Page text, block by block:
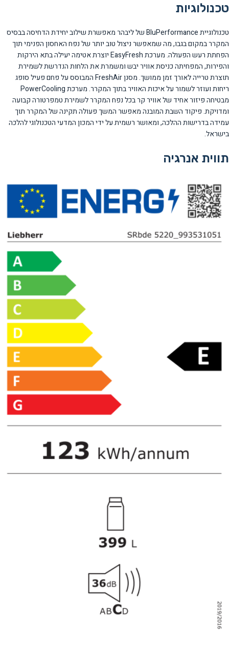
טכנולוגיות
טכנולוגיית BluPerformance של ליבהר מאפשרת שילוב יחידת הדחיסה בבסיס
המקרר במקום בגבו, מה שמאפשר ניצול טוב יותר של נפח האחסון הפנימי תוך
הפחתת רעש הפעולה. מערכת EasyFresh יוצרת אטימה יעילה בתא הירקות
והפירות, המפחיתה כניסת אוויר יבש ומשמרת את הלחות הנדרשת לשמירת
תוצרת טרייה לאורך זמן ממושך. מסנן FreshAir המבוסס על פחם פעיל סופג
ריחות ועוזר לשמור על איכות האוויר בתוך המקרר. מערכת PowerCooling
מבטיחה פיזור אחיד של אוויר קר בכל נפח המקרר לשמירת טמפרטורה קבועה
ומדויקת. פיקוד השבת המובנה מאפשר המשך פעולה תקינה של המקרר תוך
עמידה בדרישות ההלכה, ומאושר רשמית על ידי המכון המדעי הטכנולוגי להלכה
בישראל.
תווית אנרגיה